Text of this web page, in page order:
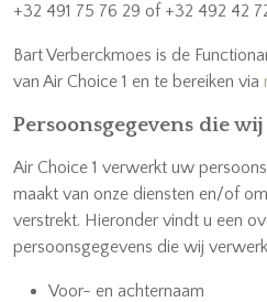
+32 491 75 76 29 of +32 492 42
Bart Verberckmoes is de
van Air Choice 1 en te bereiken via
Persoonsgegevens die
Air Choice 1 verwerkt uw
maakt van onze diensten en/of
verstrekt. Hieronder vindt u een
persoonsgegevens die wij
Voor- en achternaam